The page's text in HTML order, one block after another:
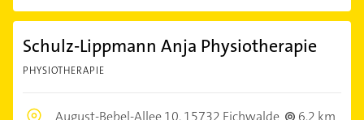
Schulz-Lippmann Anja Physiotherapie
PHYSIOTHERAPIE
August-Bebel-Allee 10,15732 Eichwalde
6,2 km